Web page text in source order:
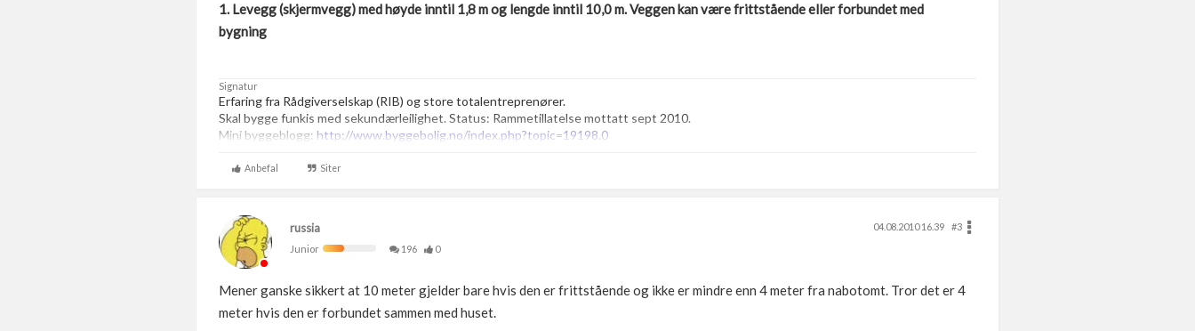
1. Levegg (skjermvegg) med høyde inntil 1,8 m og lengde inntil 10,0 m. Veggen kan være frittstående eller forbundet med
bygning
Signatur
Erfaring fra Rådgiverselskap (RIB) og store totalentreprenører.
Skal bygge funkis med sekundærleilighet. Status: Rammetillatelse mottatt sept 2010.
Mini byggeblogg: http://www.byggebolig.no/index.php?topic=19198.0
Anbefal Siter
russia 04.08.2010 16.39
#3
Junior
196 0
Mener ganske sikkert at 10 meter gjelder bare hvis den er frittstående og ikke er mindre enn 4 meter fra nabotomt. Tror det er 4
meter hvis den er forbundet sammen med huset.